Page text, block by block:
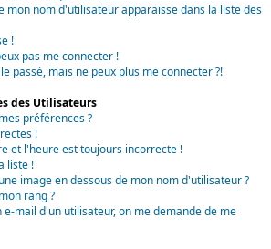
mon nom d'utilisateur apparaisse dans la liste des
!
pas me connecter !
passé, mais ne peux plus me connecter ?!
des Utilisateurs
préférences ?
!
et l'heure est toujours incorrecte !
liste !
image en dessous de mon nom d'utilisateur ?
rang ?
e-mail d'un utilisateur, on me demande de me